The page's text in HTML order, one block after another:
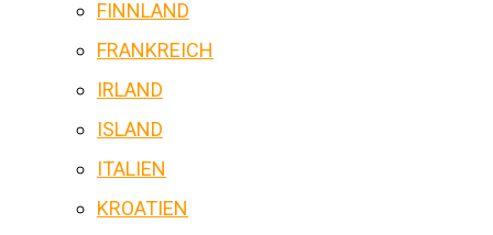
FINNLAND
FRANKREICH
IRLAND
ISLAND
ITALIEN
KROATIEN